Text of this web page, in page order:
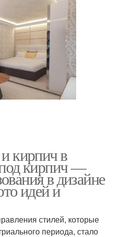
кирпич в
кирпич —
в дизайне
идей и
стилей, которые
периода, стало